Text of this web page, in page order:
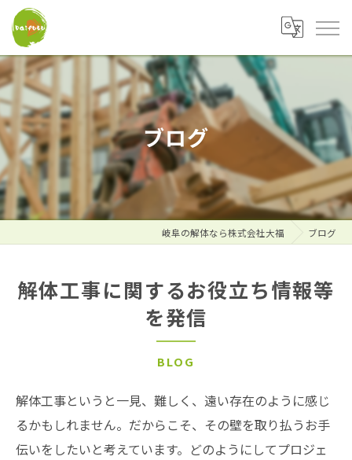
ブログ
岐阜の解体なら株式会社大福 ブログ
解体工事に関するお役立ち情報等
を発信
BLOG
解体工事というと一見、難しく、遠い存在のように感じ
るかもしれません。だからこそ、その壁を取り払うお手
伝いをしたいと考えています。どのようにしてプロジェ